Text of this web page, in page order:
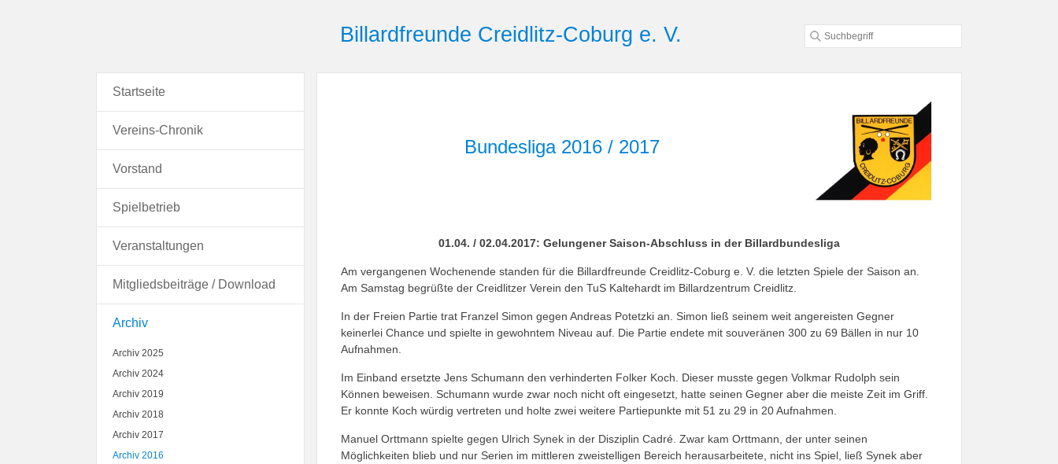
Billardfreunde Creidlitz-Coburg e. V.
Bundesliga 2016 / 2017
01.04. / 02.04.2017: Gelungener Saison-Abschluss in der Billardbundesliga
Am vergangenen Wochenende standen für die Billardfreunde Creidlitz-Coburg e. V. die letzten Spiele der Saison an.
Am Samstag begrüßte der Creidlitzer Verein den TuS Kaltehardt im Billardzentrum Creidlitz.
In der Freien Partie trat Franzel Simon gegen Andreas Potetzki an. Simon ließ seinem weit angereisten Gegner
keinerlei Chance und spielte in gewohntem Niveau auf. Die Partie endete mit souveränen 300 zu 69 Bällen in nur 10
Aufnahmen.
Im Einband ersetzte Jens Schumann den verhinderten Folker Koch. Dieser musste gegen Volkmar Rudolph sein
Können beweisen. Schumann wurde zwar noch nicht oft eingesetzt, hatte seinen Gegner aber die meiste Zeit im Griff.
Er konnte Koch würdig vertreten und holte zwei weitere Partiepunkte mit 51 zu 29 in 20 Aufnahmen.
Manuel Orttmann spielte gegen Ulrich Synek in der Disziplin Cadré. Zwar kam Orttmann, der unter seinen
Möglichkeiten blieb und nur Serien im mittleren zweistelligen Bereich herausarbeitete, nicht ins Spiel, ließ Synek aber
Startseite
Vereins-Chronik
Vorstand
Spielbetrieb
Veranstaltungen
Mitgliedsbeiträge / Download
Archiv
Archiv 2025
Archiv 2024
Archiv 2019
Archiv 2018
Archiv 2017
Archiv 2016